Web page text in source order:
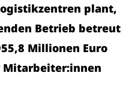
plant,
Betrieb betreut
Millionen Euro
Mitarbeiter:innen